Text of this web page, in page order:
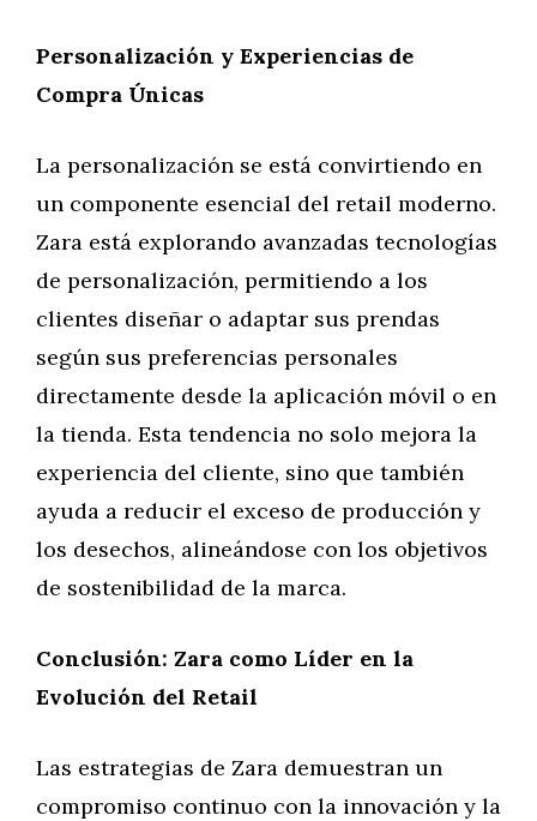
Personalización y Experiencias de
Compra Únicas
La personalización se está convirtiendo en
un componente esencial del retail moderno.
Zara está explorando avanzadas tecnologías
de personalización, permitiendo a los
clientes diseñar o adaptar sus prendas
según sus preferencias personales
directamente desde la aplicación móvil o en
la tienda. Esta tendencia no solo mejora la
experiencia del cliente, sino que también
ayuda a reducir el exceso de producción y
los desechos, alineándose con los objetivos
de sostenibilidad de la marca.
Conclusión: Zara como Líder en la
Evolución del Retail
Las estrategias de Zara demuestran un
compromiso continuo con la innovación y la